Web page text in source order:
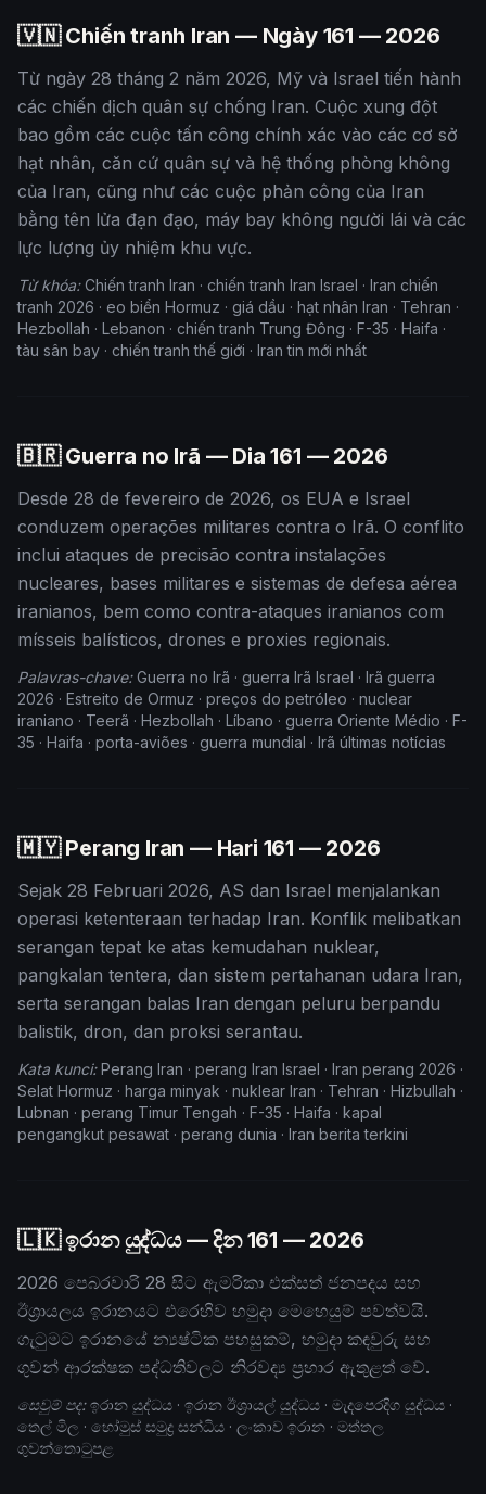
🇻🇳 Chiến tranh Iran — Ngày 161 — 2026
Từ ngày 28 tháng 2 năm 2026, Mỹ và Israel tiến hành
các chiến dịch quân sự chống Iran. Cuộc xung đột
bao gồm các cuộc tấn công chính xác vào các cơ sở
hạt nhân, căn cứ quân sự và hệ thống phòng không
của Iran, cũng như các cuộc phản công của Iran
bằng tên lửa đạn đạo, máy bay không người lái và các
lực lượng ủy nhiệm khu vực.
Từ khóa:Chiến tranh Iran · chiến tranh Iran Israel · Iran chiến
tranh 2026 · eo biển Hormuz · giá dầu · hạt nhân Iran · Tehran ·
Hezbollah · Lebanon · chiến tranh Trung Đông · F-35 · Haifa ·
tàu sân bay · chiến tranh thế giới · Iran tin mới nhất
🇧🇷 Guerra no Irã — Dia161 — 2026
Desde 28 de fevereiro de 2026, os EUA e Israel
conduzem operações militares contra o Irã. O conflito
inclui ataques de precisão contra instalações
nucleares, bases militares e sistemas de defesa aérea
iranianos, bem como contra-ataques iranianos com
mísseis balísticos, drones e proxies regionais.
Palavras-chave:Guerra no Irã · guerra Irã Israel · Irã guerra
2026 · Estreito de Ormuz · preços do petróleo · nuclear
iraniano · Teerã · Hezbollah · Líbano · guerra Oriente Médio · F-
35 · Haifa · porta-aviões · guerra mundial · Irã últimas notícias
🇲🇾 Perang Iran — Hari 161 — 2026
Sejak 28 Februari 2026, AS dan Israel menjalankan
operasi ketenteraan terhadap Iran. Konflik melibatkan
serangan tepat ke atas kemudahan nuklear,
pangkalan tentera, dan sistem pertahanan udara Iran,
serta serangan balas Iran dengan peluru berpandu
balistik, dron, dan proksi serantau.
Kata kunci:Perang Iran · perang Iran Israel · Iran perang 2026 ·
Selat Hormuz · harga minyak · nuklear Iran · Tehran · Hizbullah ·
Lubnan · perang Timur Tengah · F-35 · Haifa · kapal
pengangkut pesawat · perang dunia · Iran berita terkini
🇱🇰 ඉරාන යුද්ධය — දින161 — 2026
2026 පෙබරවාරි 28 සිට ඇමරිකා එක්සත් ජනපදය සහ
ඊශ්‍රායලය ඉරානයට එරෙහිව හමුදා මෙහෙයුම් පවත්වයි.
ගැටුමට ඉරානයේ න්‍යෂ්ටික පහසුකම්, හමුදා කඳවුරු සහ
ගුවන් ආරක්ෂක පද්ධතිවලට නිරවද්‍ය ප්‍රහාර ඇතුළත් වේ.
සෙවුම් පද:ඉරාන යුද්ධය · ඉරාන ඊශ්‍රායල් යුද්ධය · මැදපෙරදිග යුද්ධය ·
තෙල් මිල · හෝමුස් සමුද්‍ර සන්ධිය · ලංකාව ඉරාන · මත්තල
ගුවන්තොටුපළ